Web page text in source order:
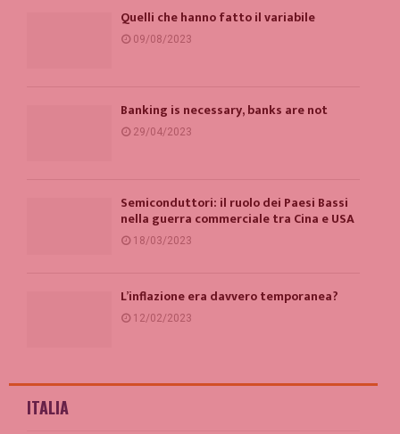
Quelli che hanno fatto il variabile
09/08/2023
Banking is necessary, banks are not
29/04/2023
Semiconduttori: il ruolo dei Paesi Bassi
nella guerra commerciale tra Cina e USA
18/03/2023
L’inflazione era davvero temporanea?
12/02/2023
ITALIA